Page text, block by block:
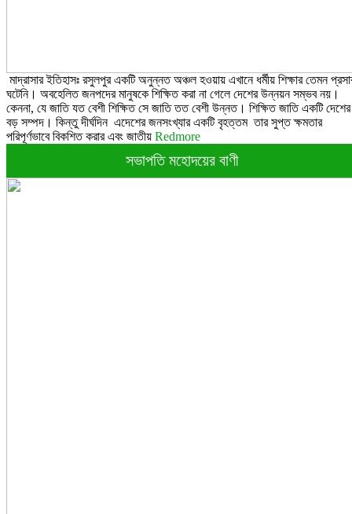
মাদ্রাসার ইতিহাসঃ রসুলপুর একটি অনুন্নত অঞ্চল হওয়ায় এখানে ধর্মীয় শিক্ষার তেমন
ঘটেনি। অবহেলিত জনপদের মানুষকে শিক্ষিত করা না গেলে দেশের উন্নয়ন সম্ভব নয়।
কেননা, যে জাতি যত বেশী শিক্ষিত সে জাতি তত বেশী উন্নত। শিক্ষিত জাতি একটি দেশের
বড় সম্পদ। কিন্তু দীর্ঘদিন এদেশের জনসংখ্যার একটি বৃহত্তম তার সুপ্ত ক্ষমতার
পরিপূর্ণভাবে বিকশিত করার এবং জাতীয় Redmore
সভাপতি মহোদয়ের বাণী